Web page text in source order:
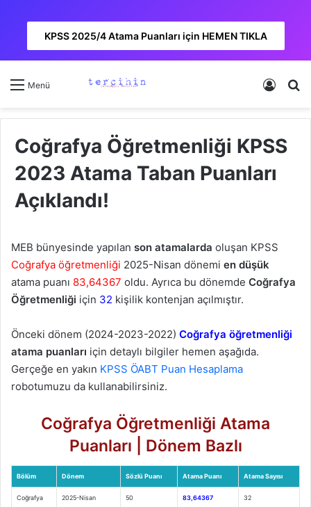
KPSS 2025/4 Atama Puanları için HEMEN TIKLA
Menü Kayıt
Coğrafya Öğretmenliği KPSS
2023 Atama Taban Puanları
Açıklandı!
MEB bünyesinde yapılan son atamalarda oluşan KPSS
Coğrafya öğretmenliği 2025-Nisan dönemi en düşük
atama puanı 83,64367 oldu. Ayrıca bu dönemde Coğrafya
Öğretmenliği için 32 kişilik kontenjan açılmıştır.
Önceki dönem (2024-2023-2022) Coğrafya öğretmenliği
atama puanları için detaylı bilgiler hemen aşağıda.
Gerçeğe en yakın KPSS ÖABT Puan Hesaplama
robotumuzu da kullanabilirsiniz.
Coğrafya Öğretmenliği Atama
Puanları | Dönem Bazlı
Bölüm Dönem Sözlü Puanı Atama Puanı Atama Sayısı
Coğrafya 2025-Nisan 50 83,64367 32